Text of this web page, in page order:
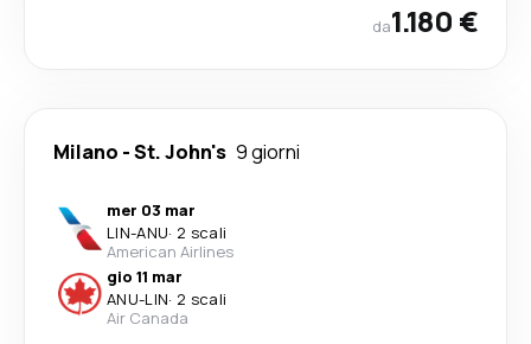
da1.180 €
Milano -St. John's 9 giorni
mer 03 mar
LIN-ANU· 2 scali
American Airlines
gio 11 mar
ANU-LIN· 2 scali
Air Canada